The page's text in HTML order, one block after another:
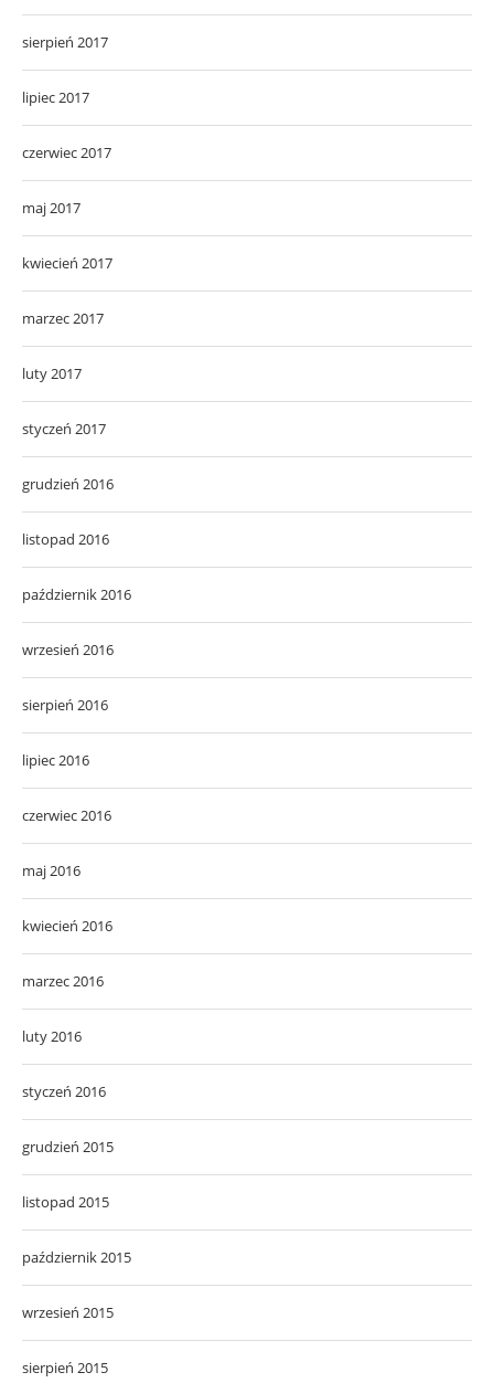
sierpień 2017
lipiec 2017
czerwiec 2017
maj 2017
kwiecień 2017
marzec 2017
luty 2017
styczeń 2017
grudzień 2016
listopad 2016
październik 2016
wrzesień 2016
sierpień 2016
lipiec 2016
czerwiec 2016
maj 2016
kwiecień 2016
marzec 2016
luty 2016
styczeń 2016
grudzień 2015
listopad 2015
październik 2015
wrzesień 2015
sierpień 2015